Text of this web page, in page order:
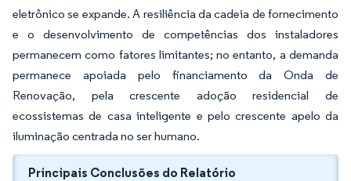
eletrônico se expande. A resiliência da cadeia de fornecimento
e o desenvolvimento de competências dos instaladores
permanecem como fatores limitantes; no entanto, a demanda
permanece apoiada pelo financiamento da Onda de
Renovação, pela crescente adoção residencial de
ecossistemas de casa inteligente e pelo crescente apelo da
iluminação centrada no ser humano.
Principais Conclusões do Relatório